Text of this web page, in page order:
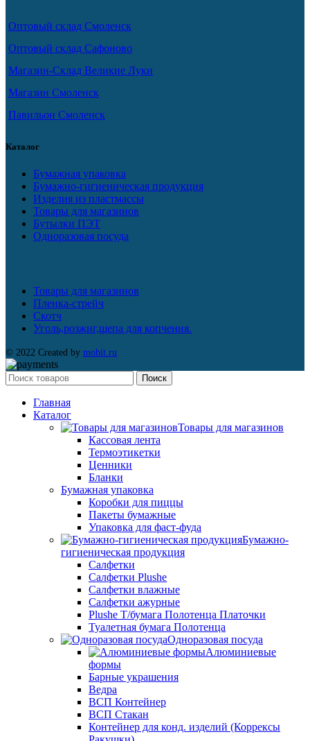
Оптовый склад Смоленск
Оптовый склад Сафоново
Магазин-Склад Великие Луки
Магазин Смоленск
Павильон Смоленск
Каталог
Бумажная упаковка
Бумажно-гигиеническая продукция
Изделия из пластмассы
Товары для магазинов
Бутылки ПЭТ
Одноразовая посуда
Товары для магазинов
Пленка-стрейч
Скотч
Уголь,розжиг,щепа для копчения.
© 2022 Created by mobit.ru
Поиск
Главная
Каталог
Товары для магазинов
Кассовая лента
Термоэтикетки
Ценники
Бланки
Бумажная упаковка
Коробки для пиццы
Пакеты бумажные
Упаковка для фаст-фуда
Бумажно-
гигиеническая продукция
Салфетки
Салфетки Plushe
Салфетки влажные
Салфетки ажурные
Plushe Т/бумага Полотенца Платочки
Туалетная бумага Полотенца
Одноразовая посуда
Алюминиевые
формы
Барные украшения
Ведра
ВСП Контейнер
ВСП Стакан
Контейнер для конд. изделий (Коррексы